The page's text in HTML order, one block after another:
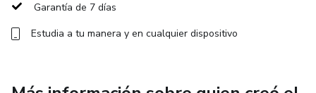
-Ejercicios físicos de calentamiento express y activación
muscular.
Garantía de 7 días
Estudia a tu manera y en cualquier dispositivo